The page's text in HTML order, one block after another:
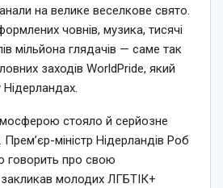
на велике веселкове свято.
човнів, музика, тисячі
мільйона глядачів — саме так
заходів WorldPride, який
стояло й серйозне
міністр Нідерландів Роб
говорить про свою
закликав молодих ЛГБТІК+